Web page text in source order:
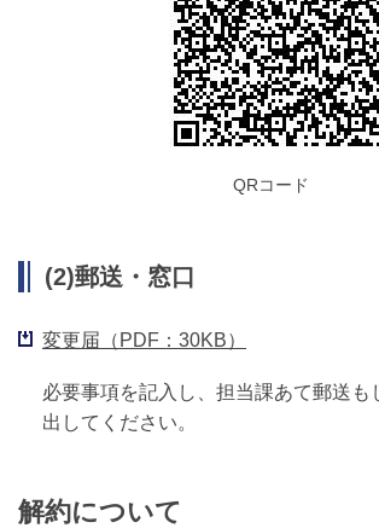
QRコード
(2)郵送・窓口
変更届（PDF：30KB）
必要事項を記入し、担当課あて郵送も
出してください。
解約について